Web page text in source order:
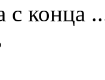
с конца